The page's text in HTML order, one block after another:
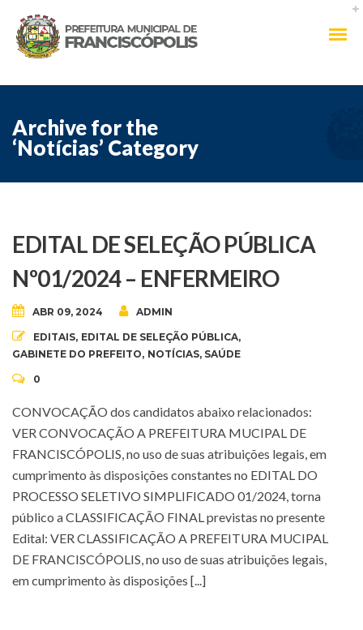
Archive for the
‘Notícias’ Category
EDITAL DE SELEÇÃO PÚBLICA
Nº01/2024 – ENFERMEIRO
ABR 09, 2024 ADMIN
EDITAIS, EDITAL DE SELEÇÃO PÚBLICA,
GABINETE DO PREFEITO, NOTÍCIAS, SAÚDE
0
CONVOCAÇÃO dos candidatos abaixo relacionados:
VER CONVOCAÇÃO A PREFEITURA MUCIPAL DE
FRANCISCÓPOLIS, no uso de suas atribuições legais, em
cumprimento às disposições constantes no EDITAL DO
PROCESSO SELETIVO SIMPLIFICADO 01/2024, torna
público a CLASSIFICAÇÃO FINAL previstas no presente
Edital: VER CLASSIFICAÇÃO A PREFEITURA MUCIPAL
DE FRANCISCÓPOLIS, no uso de suas atribuições legais,
em cumprimento às disposições [...]